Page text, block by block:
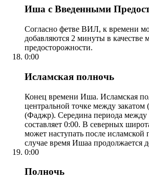
Иша с Введенными
Согласно фетве ВИЛ, к времени
добавляются 2 минуты в качестве
предосторожности.
0:00
Исламская полночь
Конец времени Иша. Исламская
центральной точке между
(Фаджр). Середина периода между
составляет 0:00. В северных
может наступать после
случае время Ишаа продолжается
0:00
Полночь